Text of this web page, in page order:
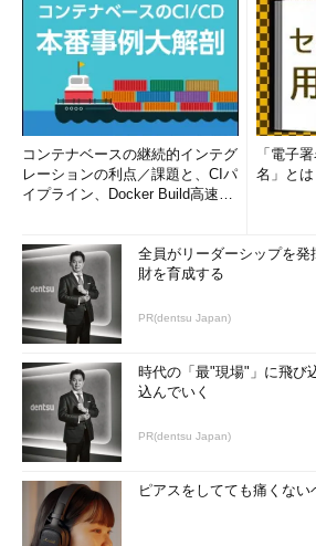
コンテナベースの継続的インテグ
レーションの利点／課題と、CIパ
イプライン、Docker Build高速化
「電子
名」とは
全員がリーダーシップを発
財を育成する
PR(dentsu Japan)
時代の「最"現場"」に飛び
込んでいく
PR(dentsu Japan)
ピアスをしてても痛くな